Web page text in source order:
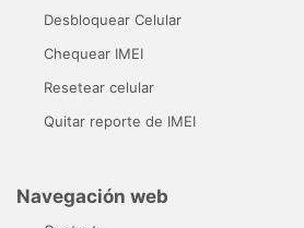
Desbloquear Celular
Chequear IMEI
Resetear celular
Quitar reporte de IMEI
Navegación web